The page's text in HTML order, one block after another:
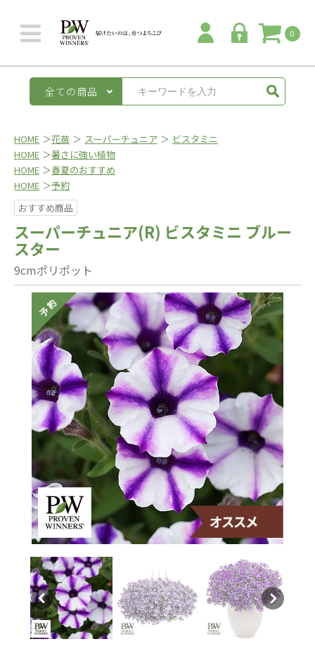
0
全ての商品
HOME ＞花苗 ＞ スーパーチュニア ＞ ビスタミニ
HOME ＞暑さに強い植物
HOME ＞春夏のおすすめ
HOME ＞予約
おすすめ商品
スーパーチュニア(R) ビスタミニ ブルー
スター
9cmポリポット